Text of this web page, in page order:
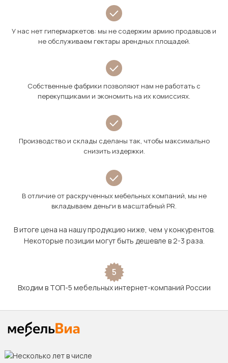
У нас нет гипермаркетов: мы не содержим армию продавцов и
не обслуживаем гектары арендных площадей.
Собственные фабрики позволяют нам не работать с
перекупщиками и экономить на их комиссиях.
Производство и склады сделаны так, чтобы максимально
снизить издержки.
В отличие от раскрученных мебельных компаний, мы не
вкладываем деньги в масштабный PR.
В итоге цена на нашу продукцию ниже, чем у конкурентов.
Некоторые позиции могут быть дешевле в 2-3 раза.
5
Входим в ТОП-5 мебельных интернет-компаний России